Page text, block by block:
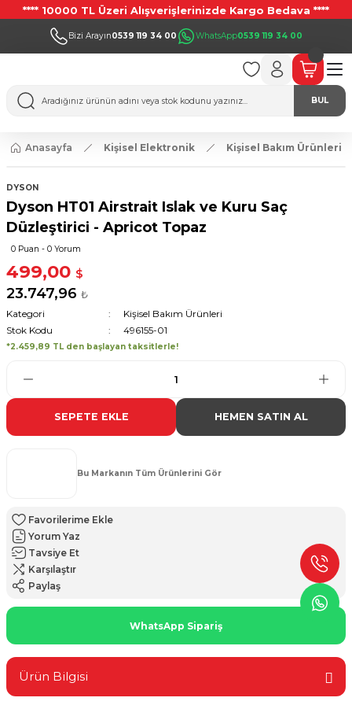
**** 10000 TL Üzeri Alışverişlerinizde Kargo Bedava ****
Bizi Arayın0539 119 34 00 WhatsApp0539 119 34 00
BUL
Anasayfa Kişisel Elektronik Kişisel Bakım Ürünleri
DYSON
Dyson HT01 Airstrait Islak ve Kuru Saç
Düzleştirici - Apricot Topaz
0 Puan - 0 Yorum
499,00 $
23.747,96 ₺
Kategori
Kişisel Bakım Ürünleri
Stok Kodu
496155-01
*2.459,89 TL den başlayan taksitlerle!
SEPETE EKLE HEMEN SATIN AL
Bu Markanın Tüm Ürünlerini Gör
Yorum Yaz
Tavsiye Et
Karşılaştır
Paylaş
WhatsApp Sipariş
Ürün Bilgisi